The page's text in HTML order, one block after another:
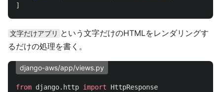
]
文字だけアプリ という文字だけのHTMLをレンダリングす
るだけの処理を書く。
django-aws/app/views.py
from django.http import HttpResponse